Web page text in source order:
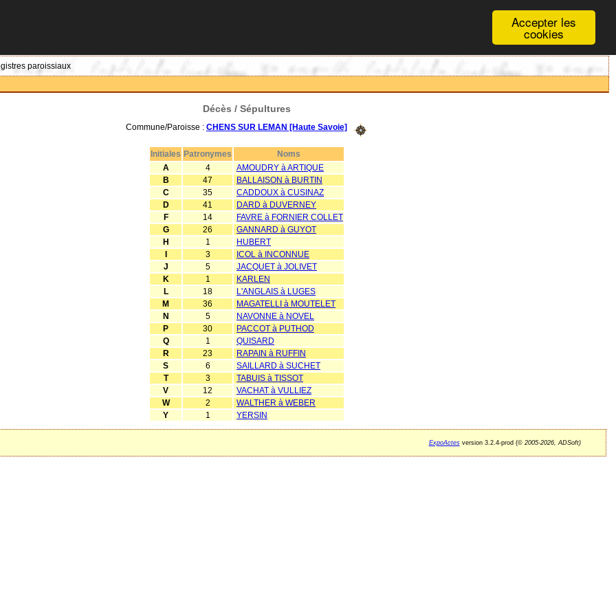
Accepter les
cookies
paroissiaux
Décès / Sépultures
Commune/Paroisse : CHENS SUR LEMAN [Haute Savoie]
Initiales Patronymes
Noms
A
4
AMOUDRY à ARTIQUE
B
47
BALLAISON à BURTIN
C
35
CADDOUX à CUSINAZ
D
41
DARD à DUVERNEY
F
14
FAVRE à FORNIER COLLET
G
26
GANNARD à GUYOT
H
1
HUBERT
I
3
ICOL à INCONNUE
J
5
JACQUET à JOLIVET
K
1
KARLEN
L
18
L'ANGLAIS à LUGES
M
36
MAGATELLI à MOUTELET
N
5
NAVONNE à NOVEL
P
30
PACCOT à PUTHOD
Q
1
QUISARD
R
23
RAPAIN à RUFFIN
S
6
SAILLARD à SUCHET
T
3
TABUIS à TISSOT
V
12
VACHAT à VULLIEZ
W
2
WALTHER à WEBER
Y
1 YERSIN
ExpoActesversion 3.2.4-prod (©2005-2026, ADSoft)